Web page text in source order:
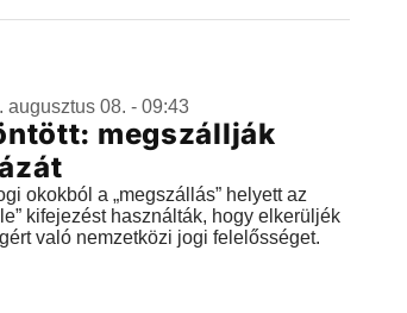
augusztus 08. - 09:43
megszállják
okokból a „megszállás” helyett az
kifejezést használták, hogy elkerüljék
való nemzetközi jogi felelősséget.